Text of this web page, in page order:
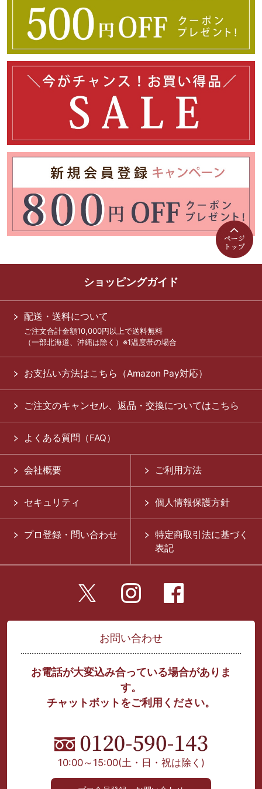
ショッピングガイド
配送・送料について
ご注文合計金額10,000円以上で送料無料
（一部北海道、沖縄は除く）※1温度帯の場合
お支払い方法はこちら（Amazon Pay対応）
ご注文のキャンセル、返品・交換についてはこちら
よくある質問（FAQ）
会社概要 ご利用方法
セキュリティ 個人情報保護方針
プロ登録・問い合わせ
特定商取引法に基づく
表記
お問い合わせ
お電話が大変込み合っている場合がありま
す。
チャットボットをご利用ください。
10:00～15:00(土・日・祝は除く)